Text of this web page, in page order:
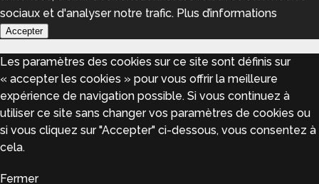
sociaux et d'analyser notre trafic. Plus d’informations
Accepter
Les paramètres des cookies sur ce site sont définis sur
« accepter les cookies » pour vous offrir la meilleure
expérience de navigation possible. Si vous continuez à
utiliser ce site sans changer vos paramètres de cookies ou
si vous cliquez sur "Accepter" ci-dessous, vous consentez à
cela.
Fermer